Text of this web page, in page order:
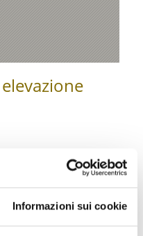
Informazioni sui cookie